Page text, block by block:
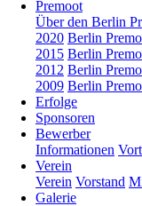
Premoot
Über den Berlin
2020 Berlin
2015 Berlin
2012 Berlin
2009 Berlin
Erfolge
Sponsoren
Bewerber
Informationen
Verein
Verein Vorstand
Galerie